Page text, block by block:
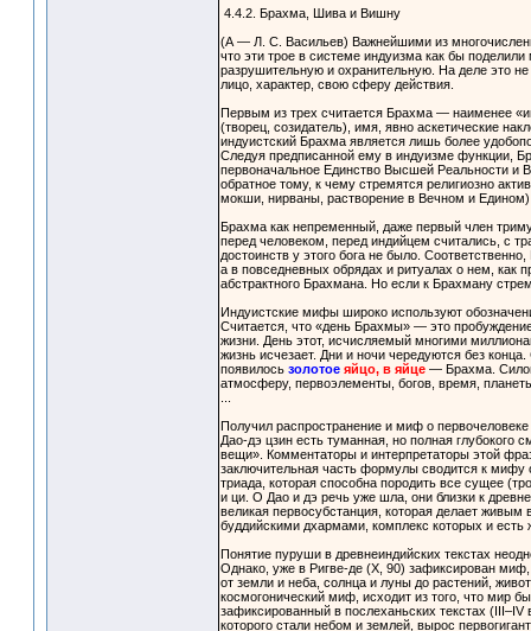
4.4.2. Брахма, Шива и Вишну
(А — Л. С. Васильев) Важнейшими из
что эти трое в системе индуизма как бы
разрушительную и охранительную. На деле это
лицо, характер, свою сферу действия.
Первым из трех считается Брахма — наименее
(творец, созидатель), имя, явно аскетические
индуистский Брахма является лишь более
Следуя предписанной ему в индуизме функции,
первоначальное Единство Высшей Реальности и
обратное тому, к чему стремятся религиозно
мокши, нирваны, растворение в Вечном и
Брахма как непременный, даже первый член
перед человеком, перед индийцем считались, с
достоинств у этого бога не было.
а в повседневных обрядах и ритуалах о нем, как
абстрактного Брахмана. Но если к Брахману
Индуистские мифы широко используют
Считается, что «день Брахмы» — это
жизни. День этот, исчисляемый многими
жизнь исчезает. Дни и ночи чередуются без
появилось золотое яйцо, в яйце— Брахма.
атмосферу, первоэлементы, богов, время,
Получил распространение и миф о
Дао-дэ цзин есть туманная, но полная
вещи». Комментаторы и интерпретаторы этой
заключительная часть формулы сводится к мифу
триада, которая способна породить все сущее
и ци. О Дао и дэ речь уже шла, они близки к
великая первосубстанция, которая делает
буддийскими дхармами, комплекс которых и
Понятие пуруши в древнеиндийских текстах
Однако, уже в Ригве-де (X, 90) зафиксирован
от земли и неба, солнца и луны до растений,
космогонический миф, исходит из того, что мир
зафиксированный в послеханьских текстах (III–IV
которого стали небом и землей, вырос